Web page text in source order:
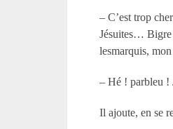
– C’est trop
Jésuites…
lesmarquis,
– Hé ! parbleu !
Il ajoute, en se